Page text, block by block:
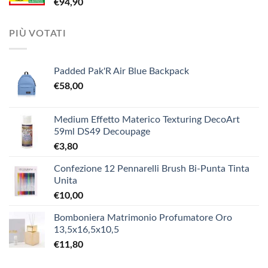
€3,90.
€94,90
PIÙ VOTATI
Padded Pak'R Air Blue Backpack
€58,00
Medium Effetto Materico Texturing DecoArt
59ml DS49 Decoupage
€3,80
Confezione 12 Pennarelli Brush Bi-Punta Tinta
Unita
€10,00
Bomboniera Matrimonio Profumatore Oro
13,5x16,5x10,5
€11,80